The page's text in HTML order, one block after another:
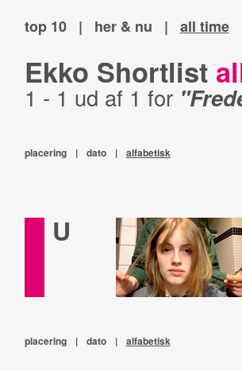
top 10 | her & nu | all time
Ekko Shortlist
1 - 1 ud af 1 for
placering | dato | alfabetisk
U
placering | dato | alfabetisk